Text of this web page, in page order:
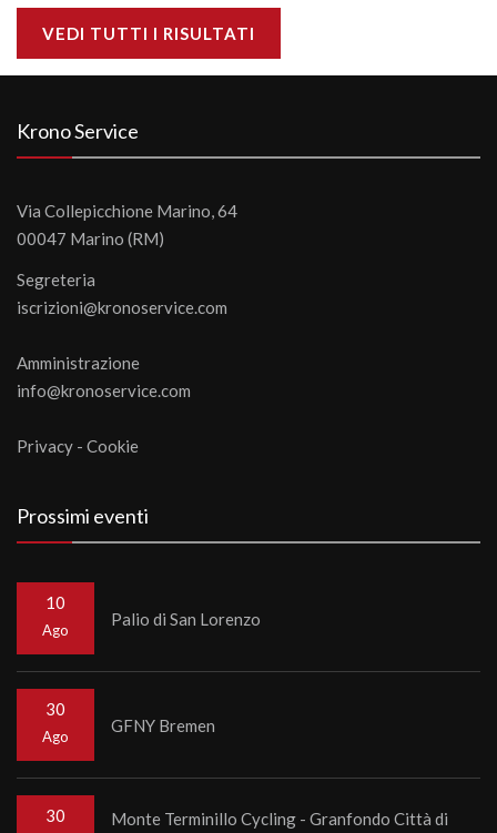
VEDI TUTTI I RISULTATI
Krono Service
Via Collepicchione Marino, 64
00047 Marino (RM)
Segreteria
iscrizioni@kronoservice.com
Amministrazione
info@kronoservice.com
Privacy - Cookie
Prossimi eventi
10
Ago
Palio di San Lorenzo
30
Ago
GFNY Bremen
30
Monte Terminillo Cycling - Granfondo Città di